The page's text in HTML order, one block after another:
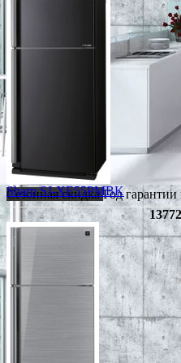
Сезонная скидкаГод
Sharp SJ-XE55PMBK